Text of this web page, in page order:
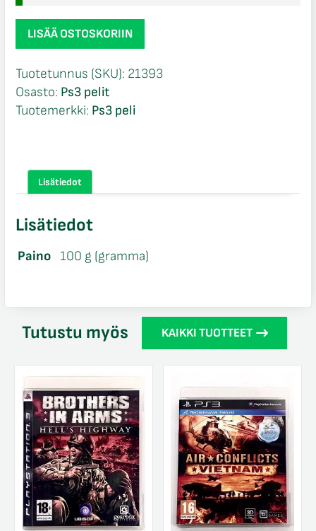
NHL
12
määrä
LISÄÄ OSTOSKORIIN
Tuotetunnus (SKU): 21393
Osasto: Ps3 pelit
Tuotemerkki: Ps3 peli
Lisätiedot
Lisätiedot
Paino 100 g (gramma)
Tutustu myös KAIKKI TUOTTEET